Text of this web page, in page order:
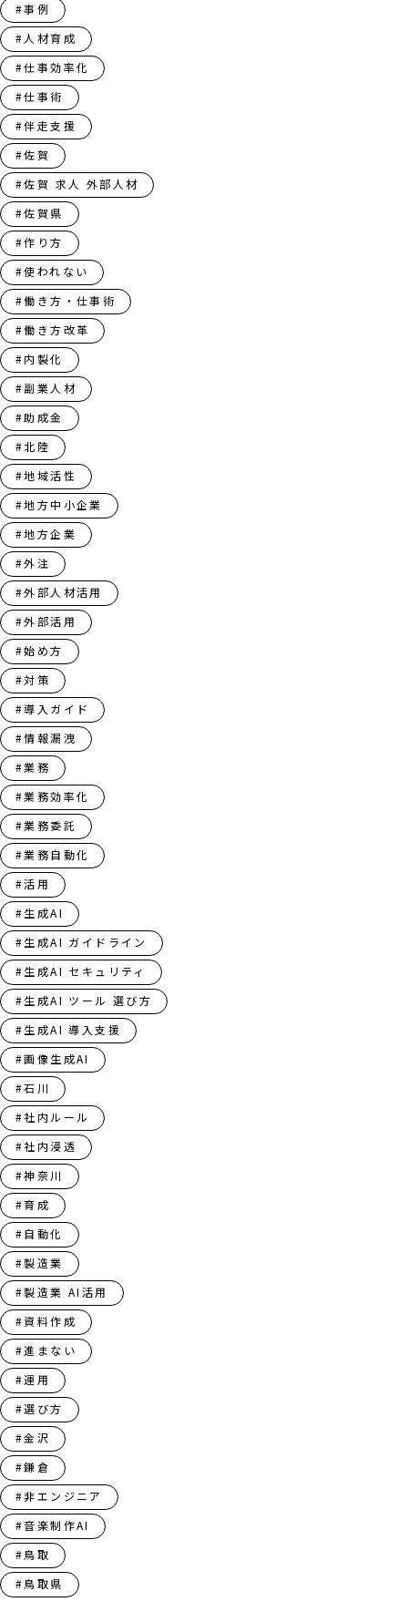
#事例
#人材育成
#仕事効率化
#仕事術
#伴走支援
#佐賀
#佐賀 求人 外部人材
#佐賀県
#作り方
#使われない
#働き方・仕事術
#働き方改革
#内製化
#副業人材
#助成金
#北陸
#地域活性
#地方中小企業
#地方企業
#外注
#外部人材活用
#外部活用
#始め方
#対策
#導入ガイド
#情報漏洩
#業務
#業務効率化
#業務委託
#業務自動化
#活用
#生成AI
#生成AI ガイドライン
#生成AI セキュリティ
#生成AI ツール 選び方
#生成AI 導入支援
#画像生成AI
#石川
#社内ルール
#社内浸透
#神奈川
#育成
#自動化
#製造業
#製造業 AI活用
#資料作成
#進まない
#運用
#選び方
#金沢
#鎌倉
#非エンジニア
#音楽制作AI
#鳥取
#鳥取県